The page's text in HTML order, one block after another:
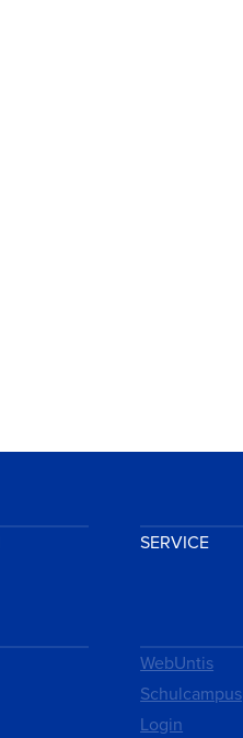
SERVICE
WebUntis
Schulcampus
Login